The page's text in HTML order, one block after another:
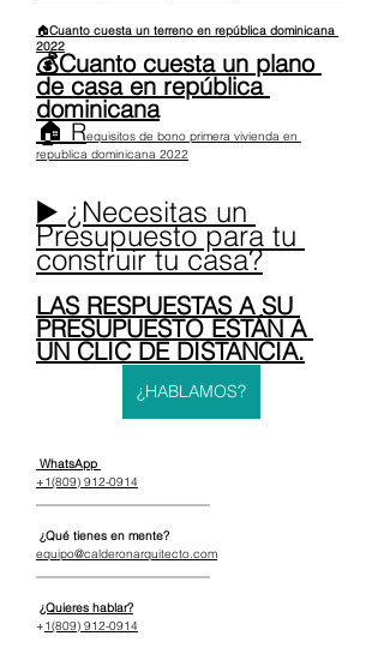
🏠Cuanto cuesta un terreno en república dominicana
2022
💰Cuanto cuesta un plano
de casa en república
dominicana
🏠 Requisitos de bono primera vivienda en
republica dominicana 2022
▶️ ¿Necesitas un
Presupuesto para tu
construir tu casa?
LAS RESPUESTAS A SU
PRESUPUESTO ESTÁN A
UN CLIC DE DISTANCIA.
¿HABLAMOS?
WhatsApp
+1(809) 912-0914
¿Qué tienes en mente?
equipo@calderonarquitecto.com
¿Quieres hablar?
+1(809) 912-0914